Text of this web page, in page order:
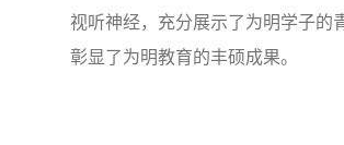
视听神经，充分展示了为明学子的
彰显了为明教育的丰硕成果。